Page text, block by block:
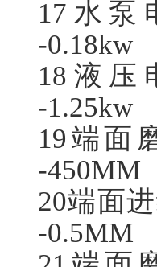
17 水泵
-0.18kw
18 液压
-1.25kw
19端面
-450MM
20端面
-0.5MM